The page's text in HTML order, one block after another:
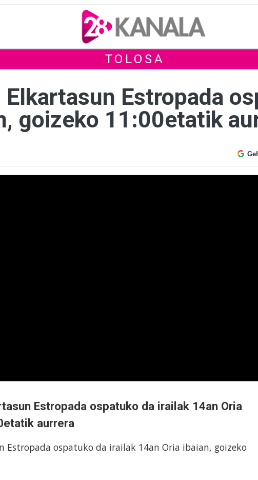
TOLOSA
Estropada
goizeko 11:00etatik
Estropada ospatuko da irailak 14an Oria
aurrera
Estropada ospatuko da irailak 14an Oria ibaian, goizeko